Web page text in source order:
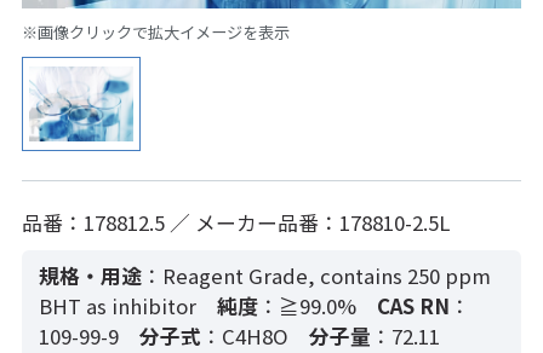
※画像クリックで拡大イメージを表示
品番：178812.5 ／ メーカー品番：178810-2.5L
規格・用途 ：Reagent Grade, contains 250 ppm
BHT as inhibitor
純度：≧99.0% CAS RN ：
109-99-9
分子式 ：C4H8O 分子量 ：72.11